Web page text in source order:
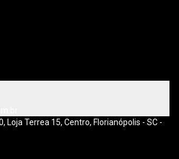
Loja Terrea 15, Centro, Florianópolis - SC -